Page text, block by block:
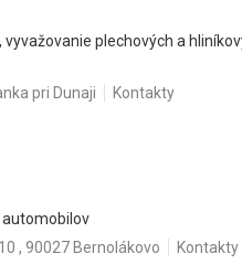
plechových a
pri Dunaji Kontakty
automobilov
, 90027 Bernolákovo Kontakty